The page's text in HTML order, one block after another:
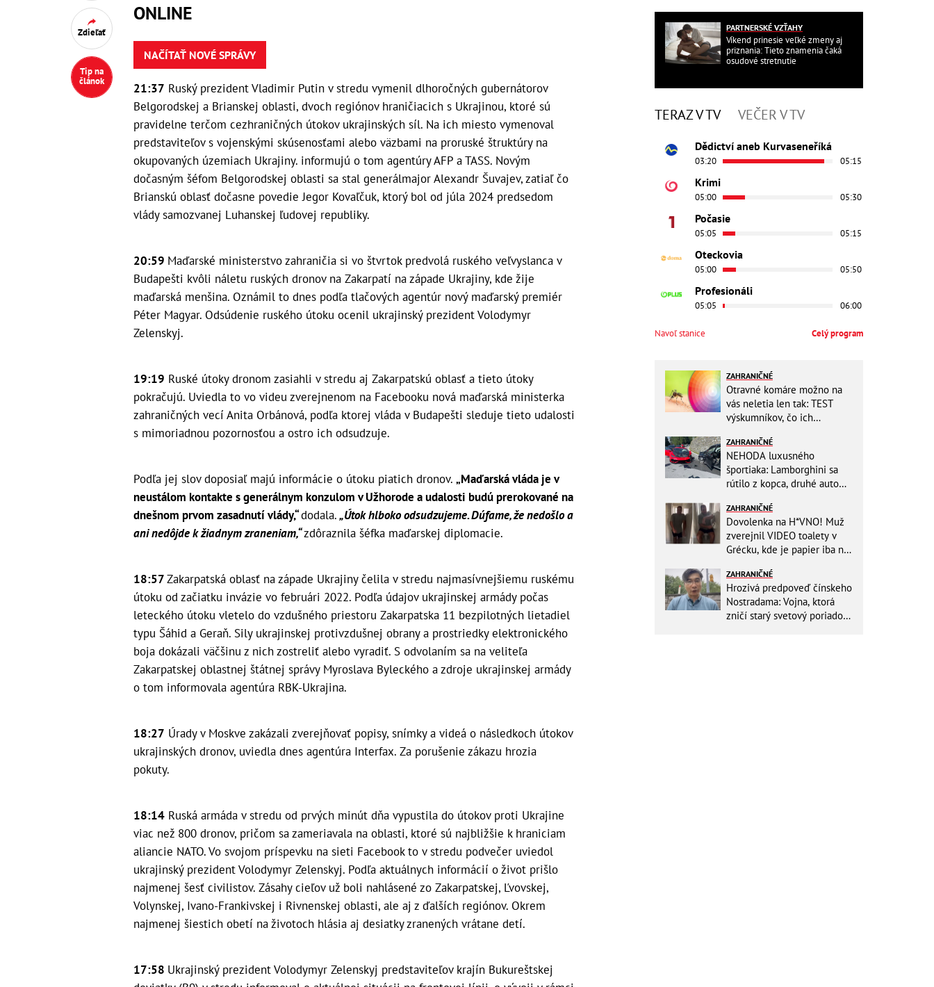
Zdieľať
Tip na
článok
ONLINE
NAČÍTAŤ NOVÉ SPRÁVY
21:37 Ruský prezident Vladimir Putin v stredu vymenil dlhoročných gubernátorov
Belgorodskej a Brianskej oblasti, dvoch regiónov hraničiacich s Ukrajinou, ktoré sú
pravidelne terčom cezhraničných útokov ukrajinských síl. Na ich miesto vymenoval
predstaviteľov s vojenskými skúsenosťami alebo väzbami na proruské štruktúry na
okupovaných územiach Ukrajiny. informujú o tom agentúry AFP a TASS. Novým
dočasným šéfom Belgorodskej oblasti sa stal generálmajor Alexandr Šuvajev, zatiaľ čo
Brianskú oblasť dočasne povedie Jegor Kovaľčuk, ktorý bol od júla 2024 predsedom
vlády samozvanej Luhanskej ľudovej republiky.
20:59 Maďarské ministerstvo zahraničia si vo štvrtok predvolá ruského veľvyslanca v
Budapešti kvôli náletu ruských dronov na Zakarpatí na západe Ukrajiny, kde žije
maďarská menšina. Oznámil to dnes podľa tlačových agentúr nový maďarský premiér
Péter Magyar. Odsúdenie ruského útoku ocenil ukrajinský prezident Volodymyr
Zelenskyj.
19:19 Ruské útoky dronom zasiahli v stredu aj Zakarpatskú oblasť a tieto útoky
pokračujú. Uviedla to vo videu zverejnenom na Facebooku nová maďarská ministerka
zahraničných vecí Anita Orbánová, podľa ktorej vláda v Budapešti sleduje tieto udalosti
s mimoriadnou pozornosťou a ostro ich odsudzuje.
Podľa jej slov doposiaľ majú informácie o útoku piatich dronov. „Maďarská vláda je v
neustálom kontakte s generálnym konzulom v Užhorode a udalosti budú prerokované na
dnešnom prvom zasadnutí vlády,“dodala.„Útok hlboko odsudzujeme. Dúfame, že nedošlo a
ani nedôjde k žiadnym zraneniam,“zdôraznila šéfka maďarskej diplomacie.
18:57Zakarpatská oblasť na západe Ukrajiny čelila v stredu najmasívnejšiemu ruskému
útoku od začiatku invázie vo februári 2022. Podľa údajov ukrajinskej armády počas
leteckého útoku vletelo do vzdušného priestoru Zakarpatska 11 bezpilotných lietadiel
typu Šáhid a Geraň. Sily ukrajinskej protivzdušnej obrany a prostriedky elektronického
boja dokázali väčšinu z nich zostreliť alebo vyradiť. S odvolaním sa na veliteľa
Zakarpatskej oblastnej štátnej správy Myroslava Byleckého a zdroje ukrajinskej armády
o tom informovala agentúra RBK-Ukrajina.
18:27 Úrady v Moskve zakázali zverejňovať popisy, snímky a videá o následkoch útokov
ukrajinských dronov, uviedla dnes agentúra Interfax. Za porušenie zákazu hrozia
pokuty.
18:14 Ruská armáda v stredu od prvých minút dňa vypustila do útokov proti Ukrajine
viac než 800 dronov, pričom sa zameriavala na oblasti, ktoré sú najbližšie k hraniciam
aliancie NATO. Vo svojom príspevku na sieti Facebook to v stredu podvečer uviedol
ukrajinský prezident Volodymyr Zelenskyj. Podľa aktuálnych informácií o život prišlo
najmenej šesť civilistov. Zásahy cieľov už boli nahlásené zo Zakarpatskej, Ľvovskej,
Volynskej, Ivano-Frankivskej i Rivnenskej oblasti, ale aj z ďalších regiónov. Okrem
najmenej šiestich obetí na životoch hlásia aj desiatky zranených vrátane detí.
17:58 Ukrajinský prezident Volodymyr Zelenskyj predstaviteľov krajín Bukureštskej
PARTNERSKÉ VZŤAHY
Víkend prinesie veľké zmeny aj
priznania: Tieto znamenia čaká
osudové stretnutie
TERAZ V TV VEČER V TV
Dědictví aneb Kurvaseneříká
03:20 05:15
Krimi
05:00 05:30
Počasie
05:05 05:15
Oteckovia
05:00 05:50
Profesionáli
05:05 06:00
Navoľ stanice Celý program
ZAHRANIČNÉ
Otravné komáre možno na
vás neletia len tak: TEST
výskumníkov, čo ich
ZAHRANIČNÉ
NEHODA luxusného
športiaka: Lamborghini sa
rútilo z kopca, druhé auto
horšie
ZAHRANIČNÉ
Dovolenka na H*VNO! Muž
zverejnil VIDEO toalety v
Grécku, kde je papier iba na
do kuchyne
ZAHRANIČNÉ
Hrozivá predpoveď čínskeho
Nostradama: Vojna, ktorá
zničí starý svetový poriadok!